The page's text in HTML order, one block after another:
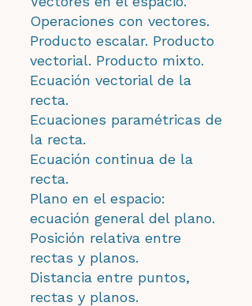
Operaciones con vectores.
Producto escalar. Producto
vectorial. Producto mixto.
Ecuación vectorial de la
recta.
Ecuaciones paramétricas de
la recta.
Ecuación continua de la
recta.
Plano en el espacio:
ecuación general del plano.
Posición relativa entre
rectas y planos.
Distancia entre puntos,
rectas y planos.